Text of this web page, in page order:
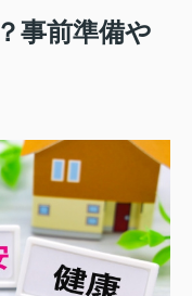
事前準備や